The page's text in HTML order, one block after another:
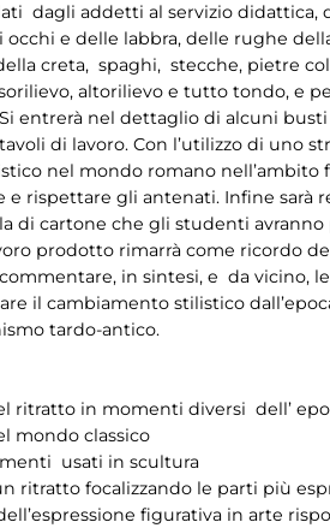
dagli addetti al servizio
e delle labbra, delle rughe
creta, spaghi, stecche, pietre
altorilievo e tutto tondo, e
entrerà nel dettaglio di alcuni
di lavoro. Con l’utilizzo di uno
nel mondo romano
e rispettare gli antenati. Infine
di cartone che gli studenti
prodotto rimarrà come ricordo
in sintesi, e da vicino,
il cambiamento stilistico
tardo-antico.
ritratto in momenti diversi dell’
mondo classico
usati in scultura
ritratto focalizzando le parti più
figurativa in arte